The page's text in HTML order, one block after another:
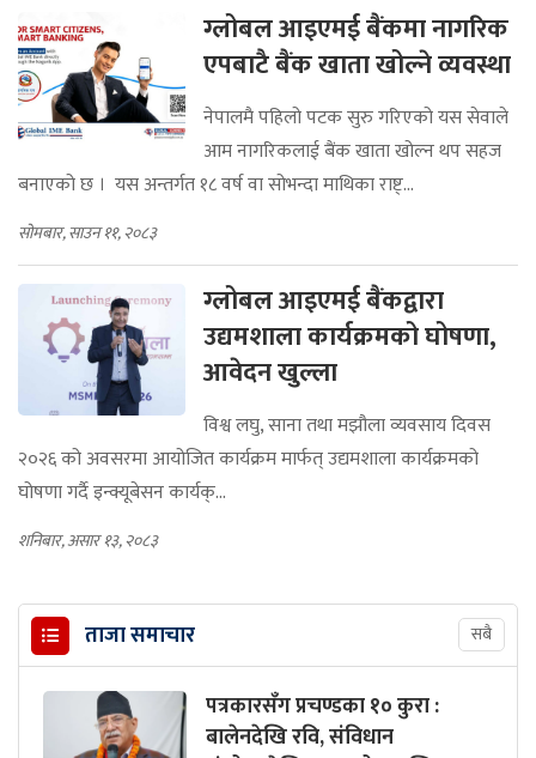
ग्लोबल आइएमई बैंकमा नागरिक
एपबाटै बैंक खाता खोल्ने व्यवस्था
नेपालमै पहिलो पटक सुरु गरिएको यस सेवाले
आम नागरिकलाई बैंक खाता खोल्न थप सहज
बनाएको छ । यस अन्तर्गत १८ वर्ष वा सोभन्दा माथिका राष्ट्...
सोमबार, साउन ११, २०८३
ग्लोबल आइएमई बैंकद्वारा
उद्यमशाला कार्यक्रमको घोषणा,
आवेदन खुल्ला
विश्व लघु, साना तथा मझौला व्यवसाय दिवस
२०२६ को अवसरमा आयोजित कार्यक्रम मार्फत् उद्यमशाला कार्यक्रमको
घोषणा गर्दै इन्क्यूबेसन कार्यक्...
शनिबार, असार १३, २०८३
ताजा समाचार सबै
पत्रकारसँग प्रचण्डका १० कुरा :
बालेनदेखि रवि, संविधान